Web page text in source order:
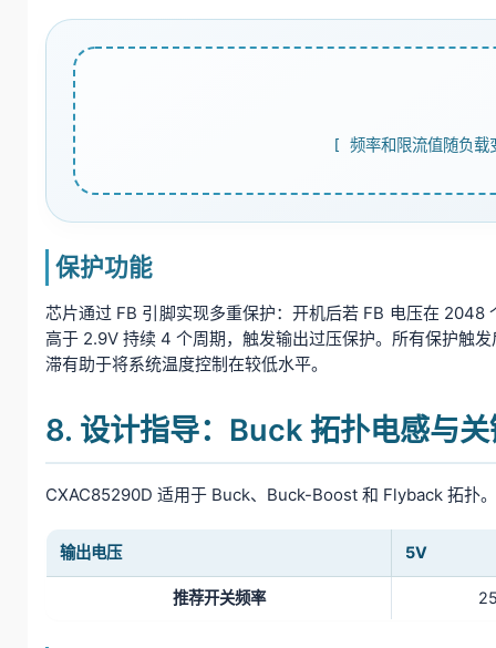
[ 频率和限流值随负
保护功能
芯片通过 FB 引脚实现多重保护：开机后若 FB 电压在
高于 2.9V 持续 4 个周期，触发输出过压保护。所有保护
滞有助于将系统温度控制在较低水平。
8. 设计指导：Buck 拓扑电感与
CXAC85290D 适用于 Buck、Buck-Boost 和 Flyback 拓扑
输出电压 5V
推荐开关频率